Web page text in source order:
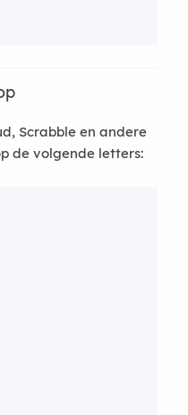
Scrabble en andere
de volgende letters: